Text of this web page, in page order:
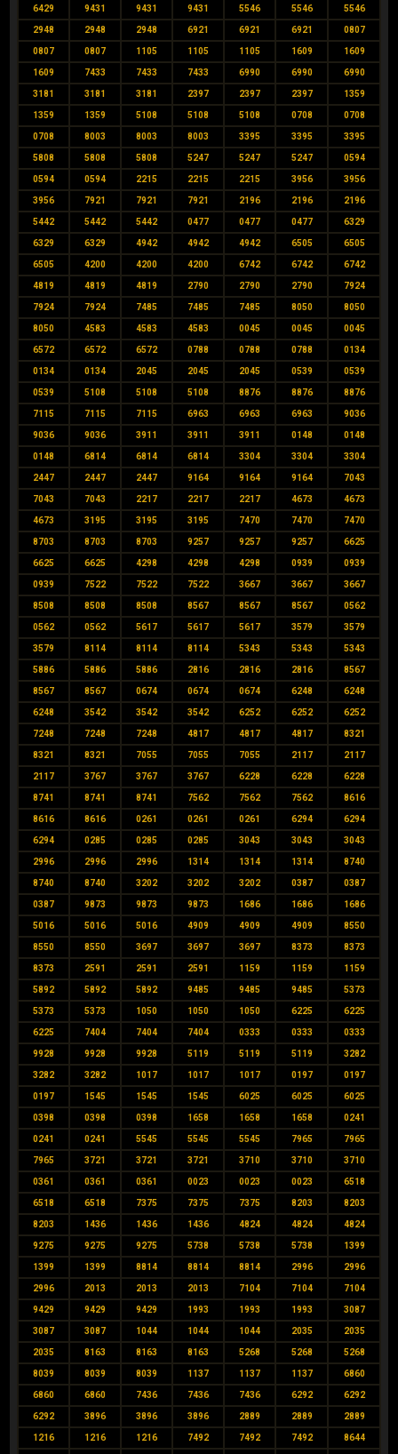
6429 9431 9431 9431 5546 5546 5546
2948 2948 2948 6921 6921 6921 0807
0807 0807 1105 1105 1105 1609 1609
1609 7433 7433 7433 6990 6990 6990
3181 3181 3181 2397 2397 2397 1359
1359 1359 5108 5108 5108 0708 0708
0708 8003 8003 8003 3395 3395 3395
5808 5808 5808 5247 5247 5247 0594
0594 0594 2215 2215 2215 3956 3956
3956 7921 7921 7921 2196 2196 2196
5442 5442 5442 0477 0477 0477 6329
6329 6329 4942 4942 4942 6505 6505
6505 4200 4200 4200 6742 6742 6742
4819 4819 4819 2790 2790 2790 7924
7924 7924 7485 7485 7485 8050 8050
8050 4583 4583 4583 0045 0045 0045
6572 6572 6572 0788 0788 0788 0134
0134 0134 2045 2045 2045 0539 0539
0539 5108 5108 5108 8876 8876 8876
7115 7115 7115 6963 6963 6963 9036
9036 9036 3911 3911 3911 0148 0148
0148 6814 6814 6814 3304 3304 3304
2447 2447 2447 9164 9164 9164 7043
7043 7043 2217 2217 2217 4673 4673
4673 3195 3195 3195 7470 7470 7470
8703 8703 8703 9257 9257 9257 6625
6625 6625 4298 4298 4298 0939 0939
0939 7522 7522 7522 3667 3667 3667
8508 8508 8508 8567 8567 8567 0562
0562 0562 5617 5617 5617 3579 3579
3579 8114 8114 8114 5343 5343 5343
5886 5886 5886 2816 2816 2816 8567
8567 8567 0674 0674 0674 6248 6248
6248 3542 3542 3542 6252 6252 6252
7248 7248 7248 4817 4817 4817 8321
8321 8321 7055 7055 7055 2117 2117
2117 3767 3767 3767 6228 6228 6228
8741 8741 8741 7562 7562 7562 8616
8616 8616 0261 0261 0261 6294 6294
6294 0285 0285 0285 3043 3043 3043
2996 2996 2996 1314 1314 1314 8740
8740 8740 3202 3202 3202 0387 0387
0387 9873 9873 9873 1686 1686 1686
5016 5016 5016 4909 4909 4909 8550
8550 8550 3697 3697 3697 8373 8373
8373 2591 2591 2591 1159 1159 1159
5892 5892 5892 9485 9485 9485 5373
5373 5373 1050 1050 1050 6225 6225
6225 7404 7404 7404 0333 0333 0333
9928 9928 9928 5119 5119 5119 3282
3282 3282 1017 1017 1017 0197 0197
0197 1545 1545 1545 6025 6025 6025
0398 0398 0398 1658 1658 1658 0241
0241 0241 5545 5545 5545 7965 7965
7965 3721 3721 3721 3710 3710 3710
0361 0361 0361 0023 0023 0023 6518
6518 6518 7375 7375 7375 8203 8203
8203 1436 1436 1436 4824 4824 4824
9275 9275 9275 5738 5738 5738 1399
1399 1399 8814 8814 8814 2996 2996
2996 2013 2013 2013 7104 7104 7104
9429 9429 9429 1993 1993 1993 3087
3087 3087 1044 1044 1044 2035 2035
2035 8163 8163 8163 5268 5268 5268
8039 8039 8039 1137 1137 1137 6860
6860 6860 7436 7436 7436 6292 6292
6292 3896 3896 3896 2889 2889 2889
1216 1216 1216 7492 7492 7492 8644